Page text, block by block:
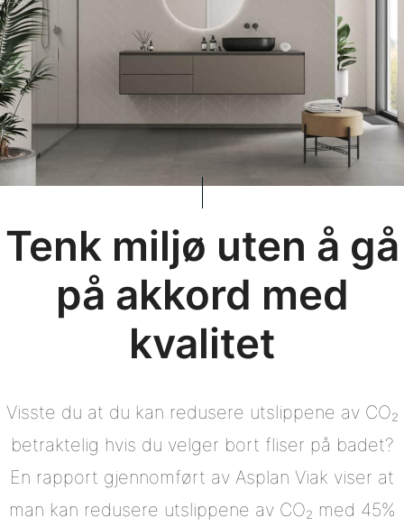
Tenk miljø uten å gå
på akkord med
kvalitet
Visste du at du kan redusere utslippene av CO₂
betraktelig hvis du velger bort fliser på badet?
En rapport gjennomført av Asplan Viak viser at
man kan redusere utslippene av CO₂ med 45%